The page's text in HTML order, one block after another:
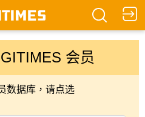
会员
数据库，请点选